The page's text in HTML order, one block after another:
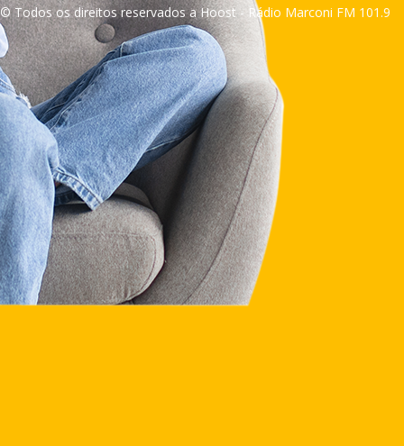
© Todos os direitos reservados a Hoost - Rádio Marconi FM 101.9